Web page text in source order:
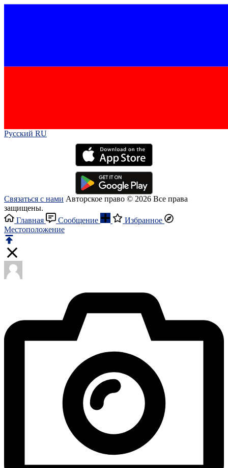
Русский RU‎
Связаться с нами Авторское право © 2026 Все права
защищены.
Главная
Сообщение
Избранное
Местоположение